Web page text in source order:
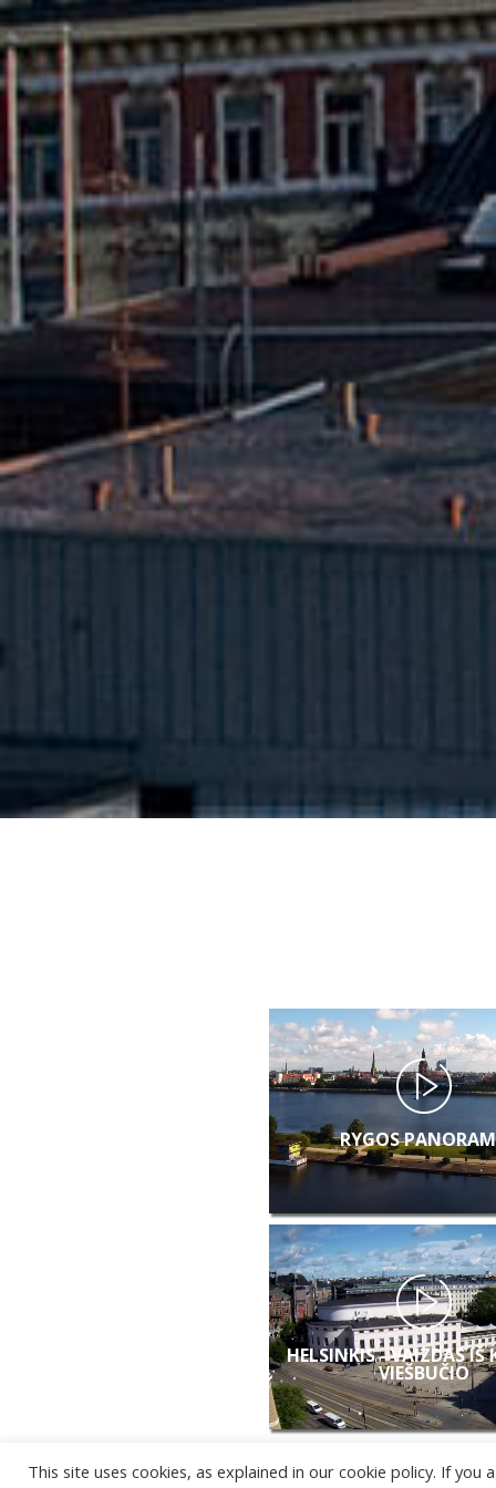
RYGOS
HELSINKIS - VAIZDAS IŠ
VIEŠBUČIO
This site uses cookies, as explained in our cookie policy. If